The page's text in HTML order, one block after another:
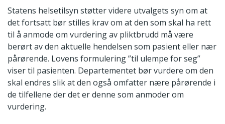
Statens helsetilsyn støtter videre utvalgets syn om at
det fortsatt bør stilles krav om at den som skal ha rett
til å anmode om vurdering av pliktbrudd må være
berørt av den aktuelle hendelsen som pasient eller nær
pårørende. Lovens formulering ”til ulempe for seg”
viser til pasienten. Departementet bør vurdere om den
skal endres slik at den også omfatter nære pårørende i
de tilfellene der det er denne som anmoder om
vurdering.